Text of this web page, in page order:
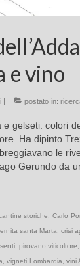
e vino
| postato in:
e gelseti: colori
Ha dipinto
le
Gerundo da
storiche Carlo
santa Marta crisi
pirovano viticoltore
vigneti Lombardia vini